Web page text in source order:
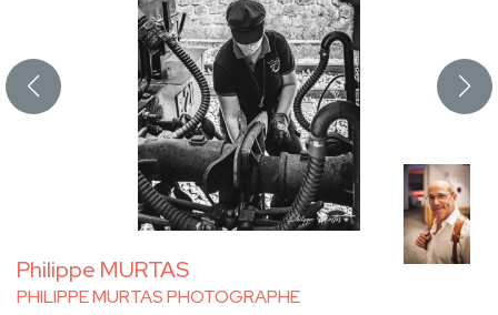
Philippe MURTAS
PHILIPPE MURTAS PHOTOGRAPHE